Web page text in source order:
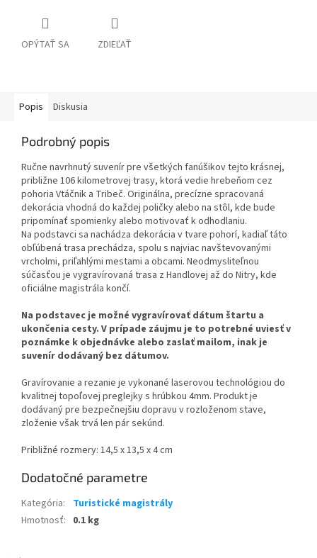
OPÝTAŤ SA ZDIEĽAŤ
Popis Diskusia
Podrobný popis
Ručne navrhnutý suvenír pre všetkých fanúšikov tejto krásnej,
približne 106 kilometrovej trasy, ktorá vedie hrebeňom cez
pohoria Vtáčnik a Tribeč. Originálna, precízne spracovaná
dekorácia vhodná do každej poličky alebo na stôl, kde bude
pripomínať spomienky alebo motivovať k odhodlaniu.
Na podstavci sa nachádza dekorácia v tvare pohorí, kadiaľ táto
obľúbená trasa prechádza, spolu s najviac navštevovanými
vrcholmi, priľahlými mestami a obcami. Neodmysliteľnou
súčasťou je vygravírovaná trasa z Handlovej až do Nitry, kde
oficiálne magistrála končí.
Na podstavec je možné vygravírovať dátum štartu a
ukončenia cesty. V prípade záujmu je to potrebné uviesť v
poznámke k objednávke alebo zaslať mailom, inak je
suvenír dodávaný bez dátumov.
Gravírovanie a rezanie je vykonané laserovou technológiou do
kvalitnej topoľovej preglejky s hrúbkou 4mm. Produkt je
dodávaný pre bezpečnejšiu dopravu v rozloženom stave,
zloženie však trvá len pár sekúnd.
Približné rozmery: 14,5 x 13,5 x 4 cm
Dodatočné parametre
Kategória:
Turistické magistrály
Hmotnosť: 0.1 kg